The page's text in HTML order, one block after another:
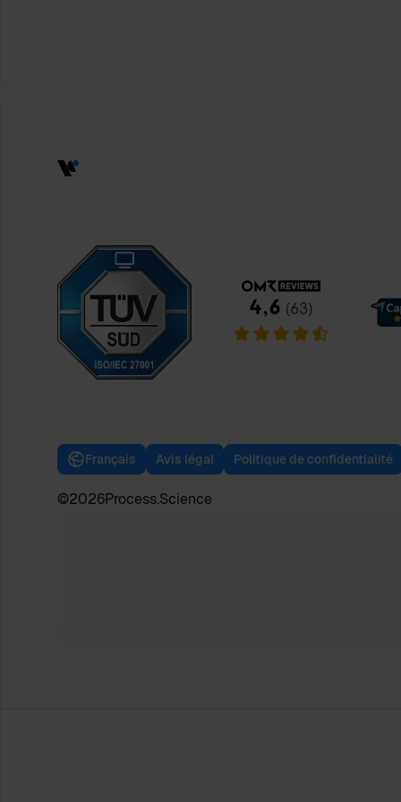
Français Avis légal Politique de confidentialité
©2026Process.Science